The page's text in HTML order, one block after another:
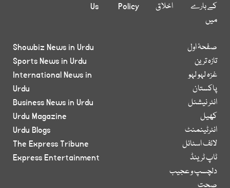
کے بارے
میں
اخلاق
Policy
Us
صفحۂ اول
تازہ ترین
غزہ لہو لہو
پاکستان
انٹر نیشنل
کھیل
انٹرٹینمنٹ
لائف اسٹائل
ٹاپ ٹرینڈ
دلچسپ و عجیب
صحت
Showbiz News in Urdu
Sports News in Urdu
International News in
Urdu
Business News in Urdu
Urdu Magazine
Urdu Blogs
The Express Tribune
Express Entertainment